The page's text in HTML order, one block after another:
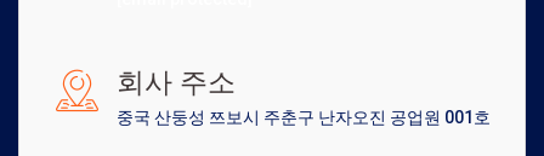
회사 주소
중국 산둥성 쯔보시 주춘구 난자오진 공업원 001호